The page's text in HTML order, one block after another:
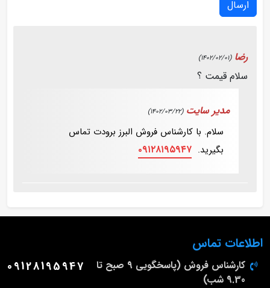
ارسال
رضا (1402/02/01)
سلام قیمت ؟
مدیر سایت (1402/03/22)
سلام. با کارشناس فروش البرز برودت تماس
بگیرید. ۰۹۱۲۸۱۹۵۹۴۷
اطلاعات تماس
کارشناس فروش (پاسخگویی 9 صبح تا
9.30 شب)
09128195947